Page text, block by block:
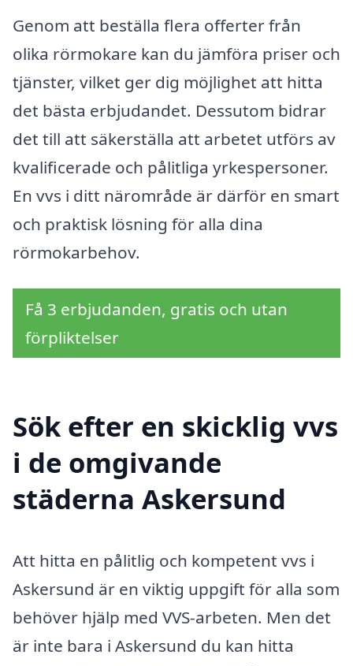
Genom att beställa flera offerter från
olika rörmokare kan du jämföra priser och
tjänster, vilket ger dig möjlighet att hitta
det bästa erbjudandet. Dessutom bidrar
det till att säkerställa att arbetet utförs av
kvalificerade och pålitliga yrkespersoner.
En vvs i ditt närområde är därför en smart
och praktisk lösning för alla dina
rörmokarbehov.
Få 3 erbjudanden, gratis och utan
förpliktelser
Sök efter en skicklig vvs
i de omgivande
städerna Askersund
Att hitta en pålitlig och kompetent vvs i
Askersund är en viktig uppgift för alla som
behöver hjälp med VVS-arbeten. Men det
är inte bara i Askersund du kan hitta